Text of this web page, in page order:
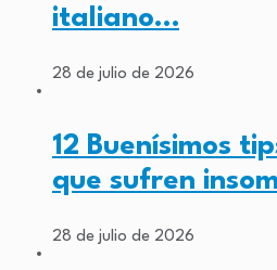
italiano…
28 de julio de 2026
12 Buenísimos
que sufren
28 de julio de 2026